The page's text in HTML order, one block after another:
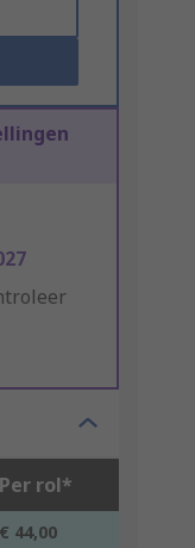
Per rol*
€ 44,00